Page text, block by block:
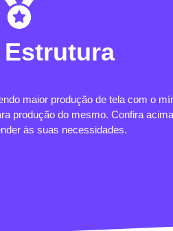
Estrutura
maior produção de tela com o
produção do mesmo. Confira
às suas necessidades.